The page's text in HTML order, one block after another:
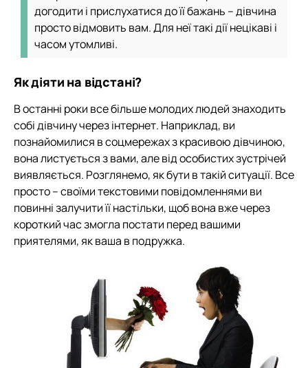
догодити і прислухатися до її бажань – дівчина
просто відмовить вам. Для неї такі дії нецікаві і
часом утомливі.
Як діяти на відстані?
В останні роки все більше молодих людей знаходить
собі дівчину через інтернет. Наприклад, ви
познайомилися в соцмережах з красивою дівчиною,
вона листується з вами, але від особистих зустрічей
виявляється. Розглянемо, як бути в такій ситуації. Все
просто – своїми текстовими повідомленнями ви
повинні залучити її настільки, щоб вона вже через
короткий час змогла постати перед вашими
приятелями, як ваша в подружка.